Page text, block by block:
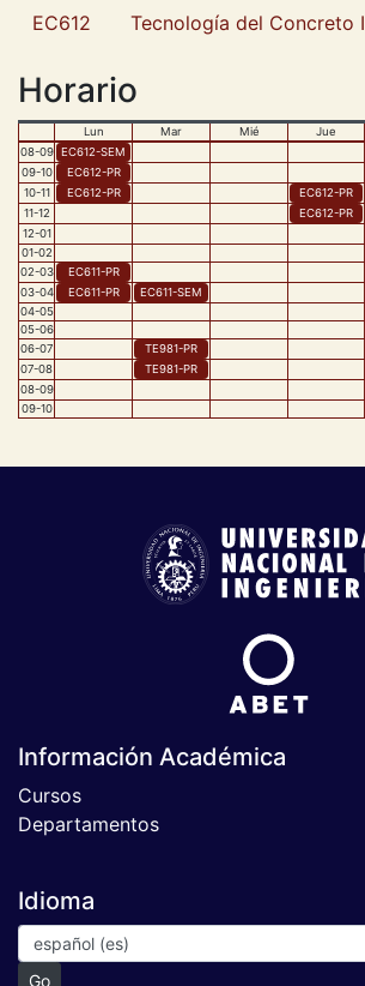
EC612 Tecnología del Concreto I
Horario
Lun Mar Mié Jue
08-09 EC612-SEM
09-10 EC612-PR
10-11 EC612-PR EC612-PR
11-12 EC612-PR
12-01
01-02
02-03 EC611-PR
03-04 EC611-PR EC611-SEM
04-05
05-06
06-07 TE981-PR
07-08 TE981-PR
08-09
09-10
Información Académica
Cursos
Departamentos
Idioma
Go